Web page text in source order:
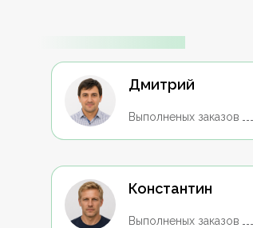
Дмитрий
Выполненых заказов
Константин
Выполненых заказов